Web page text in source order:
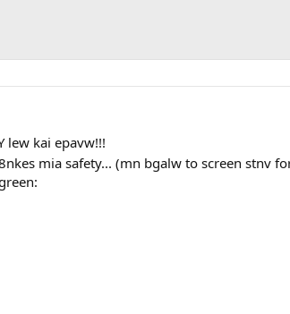
lew kai epavw!!!
mia safety... (mn bgalw to screen stnv